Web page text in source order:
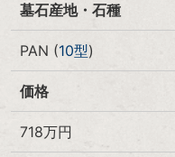
墓石産地・石種
PAN (10型)
価格
718万円